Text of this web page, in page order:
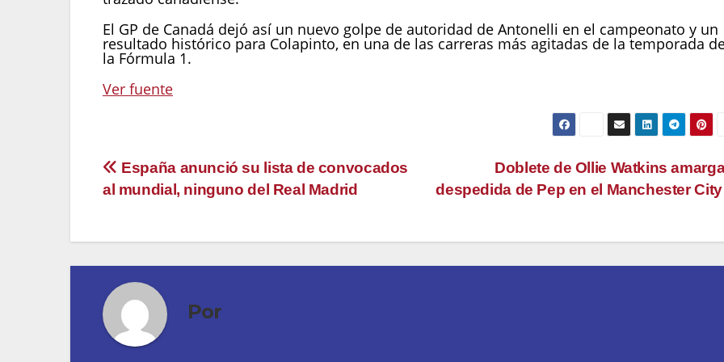
El GP de Canadá dejó así un nuevo golpe de autoridad de Antonelli en el campeonato y un
resultado histórico para Colapinto, en una de las carreras más agitadas de la temporada
la Fórmula 1.
Ver fuente
Navegación
entradas
Doblete de Ollie Watkins
despedida de Pep en el Manchester City
España anunció su lista de convocados
al mundial, ninguno del Real Madrid
Por